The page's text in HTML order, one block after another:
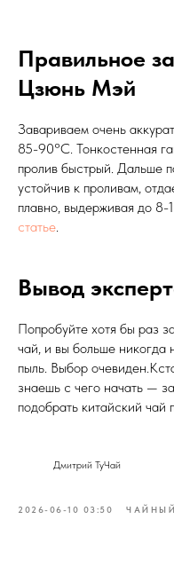
Правильное
Цзюнь Мэй
Завариваем очень
85-90°C. Тонкостенная
пролив быстрый. Дальше
устойчив к проливам,
плавно, выдерживая до 8-
статье
Вывод
Попробуйте хотя бы раз
чай, и вы больше никогда
пыль. Выбор
знаешь с чего начать —
подобрать китайский чай
Дмитрий ТуЧай
2026-06-10 03:50